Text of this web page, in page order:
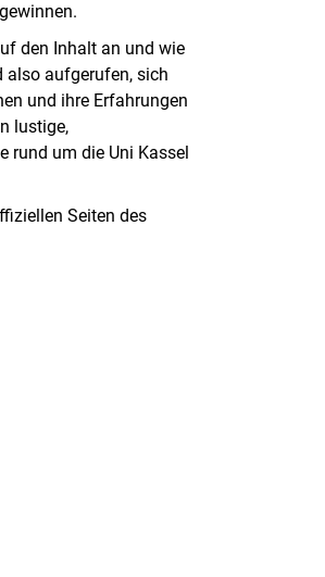
den Inhalt an und wie
also aufgerufen, sich
und ihre Erfahrungen
lustige,
rund um die Uni Kassel
Seiten des
Fenster)
neues Fenster)